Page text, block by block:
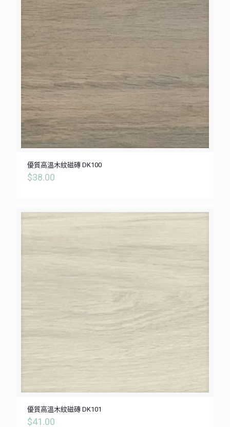
優質高溫木紋磁磚 DK100
$38.00
優質高溫木紋磁磚 DK101
$41.00